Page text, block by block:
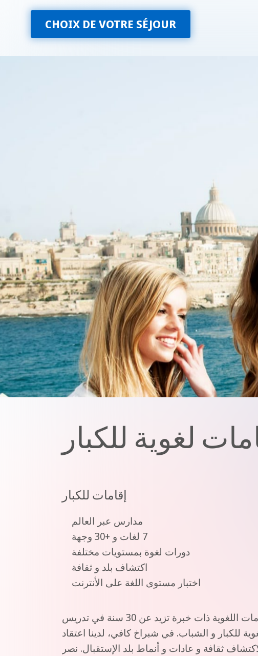
CHOIX DE VOTRE SÉJOUR
لغوية للكبار
إقامات للكبار
مدارس عبر العالم
7 لغات و +30 وجهة
دورات لغوة بمستويات مختلفة
اكتشاف بلد و ثقافة
اختبار مستوى اللغة على الأنترنت
للكبار مع شبراخ كافي ! شبراخ كافي شركة مستقلة للإقامات اللغوية ذات خبرة تزيد عن 30 سنة في تدريس
للكبار و الشباب. في شبراخ كافي، لدينا اعتقاد
ثقافة و عادات و أنماط بلد الإستقبال. نصر